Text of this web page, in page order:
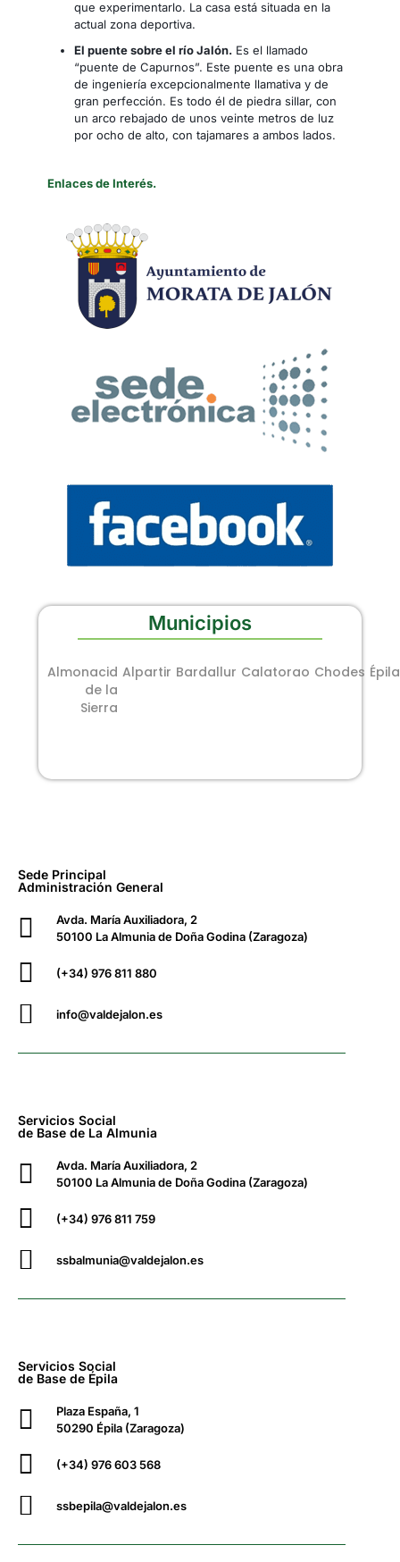
que experimentarlo. La casa está situada en la
actual zona deportiva.
El puente sobre el río Jalón. Es el llamado
“puente de Capurnos”. Este puente es una obra
de ingeniería excepcionalmente llamativa y de
gran perfección. Es todo él de piedra sillar, con
un arco rebajado de unos veinte metros de luz
por ocho de alto, con tajamares a ambos lados.
Enlaces de Interés.
Municipios
Almonacid
de la
Sierra
Alpartir Bardallur Calatorao Chodes Épila
Sede Principal
Administración General
Avda. María Auxiliadora, 2
50100 La Almunia de Doña Godina (Zaragoza)
(+34) 976 811 880
info@valdejalon.es
Servicios Social
de Base de La Almunia
Avda. María Auxiliadora, 2
50100 La Almunia de Doña Godina (Zaragoza)
(+34) 976 811 759
ssbalmunia@valdejalon.es
Servicios Social
de Base de Épila
Plaza España, 1
50290 Épila (Zaragoza)
(+34) 976 603 568
ssbepila@valdejalon.es